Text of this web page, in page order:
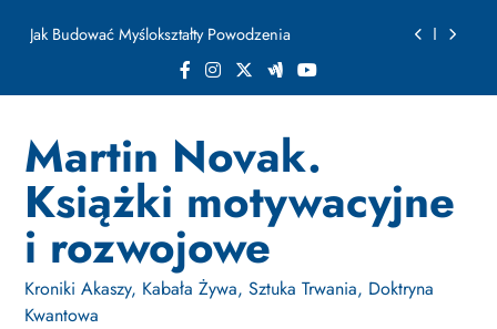
Jak Budować Myślokształty Powodzenia
Jak Projektować i Aktywować Myślokształty dla
Osiągania Celów w Codziennym Życiu
Dzień Osobliwości. Jak AI wymaże ludzkość w
ułamku sekundy
Jak Budować Myślokształty Powodzenia
Jak Projektować i Aktywować Myślokształty dla
Osiągania Celów w Codziennym Życiu
Martin Novak.
Książki motywacyjne
i rozwojowe
Kroniki Akaszy, Kabała Żywa, Sztuka Trwania, Doktryna
Kwantowa